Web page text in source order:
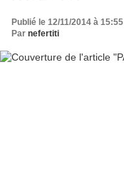
Publié le 12/11/2014 à 15:55
Par nefertiti